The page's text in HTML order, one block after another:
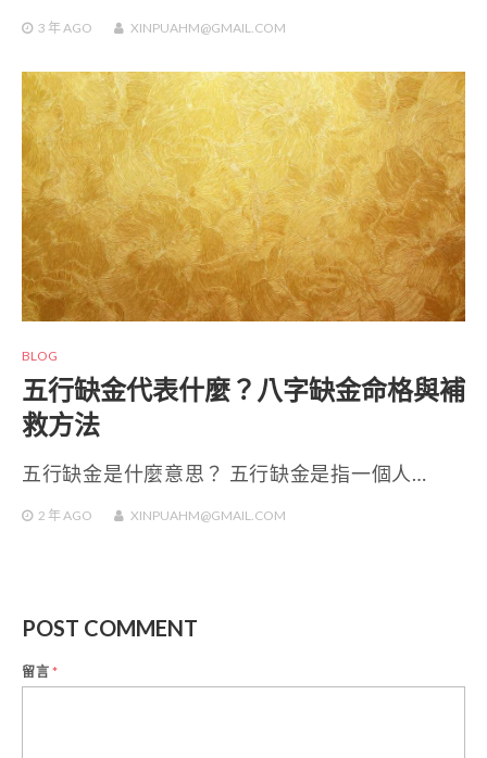
3 年AGO XINPUAHM@GMAIL.COM
BLOG
五行缺金代表什麼？八字缺金命格與補
救方法
五行缺金是什麼意思？ 五行缺金是指一個人…
2 年AGO XINPUAHM@GMAIL.COM
POST COMMENT
留言*